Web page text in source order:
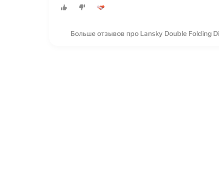
Больше отзывов про Lansky Double Folding